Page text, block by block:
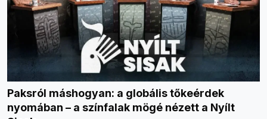
Paksról máshogyan: a globális tőkeérdek
nyomában – a színfalak mögé nézett a Nyílt